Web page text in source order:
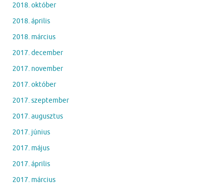
2018. október
2018. április
2018. március
2017. december
2017. november
2017. október
2017. szeptember
2017. augusztus
2017. június
2017. május
2017. április
2017. március